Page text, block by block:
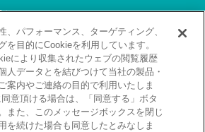
シー
、パフォーマンス、ターゲティング、
を目的にCookieを利用しています。
により収集されたウェブの閲覧履歴
人データとを結びつけて当社の製品・
案内やご連絡の目的で利用いたしま
意頂ける場合は、「同意する」ボタ
また、このメッセージボックスを閉じ
を続けた場合も同意したとみなしま